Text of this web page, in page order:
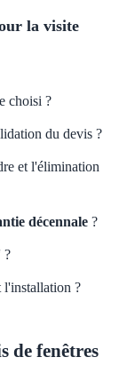
la visite
choisi ?
du devis ?
et l'élimination
décennale ?
?
l'installation ?
de fenêtres